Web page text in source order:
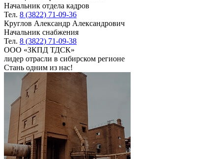
Начальник отдела кадров
Тел. 8 (3822) 71-09-36
Круглов Александр Александрович
Начальник снабжения
Тел. 8 (3822) 71-09-38
ООО «ЗКПД ТДСК»
лидер отрасли в сибирском регионе
Стань одним из нас!